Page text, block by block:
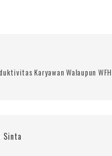
Karyawan Walaupun WFH
Sinta